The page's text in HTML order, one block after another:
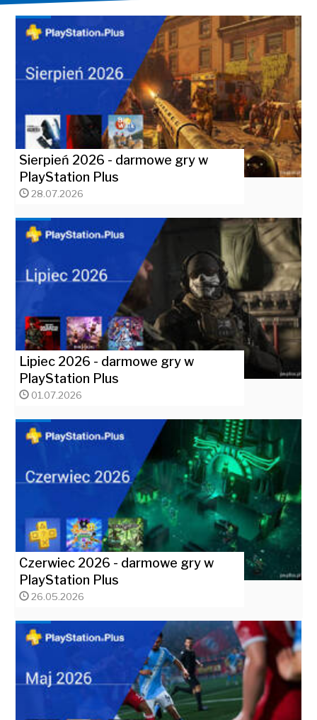
Sierpień 2026 - darmowe gry w
PlayStation Plus
28.07.2026
Lipiec 2026 - darmowe gry w
PlayStation Plus
01.07.2026
Czerwiec 2026 - darmowe gry w
PlayStation Plus
26.05.2026